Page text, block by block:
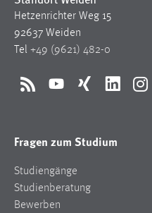
Hetzenrichter Weg 15
92637 Weiden
Tel +49 (9621) 482-0
RSS YouTubeXing LinkedIn
Fragen zum Studium
Studiengänge
Studienberatung
Bewerben
Cookie Laufzeit:
verwendet, um
hinweg verfolgen.
Google Ads